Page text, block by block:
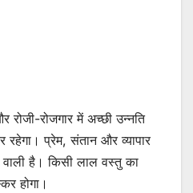
रोजगार में अच्छी उन्नति
रहेगा। प्रेम, संतान और व्यापार
है। किसी लाल वस्तु का
होगा।